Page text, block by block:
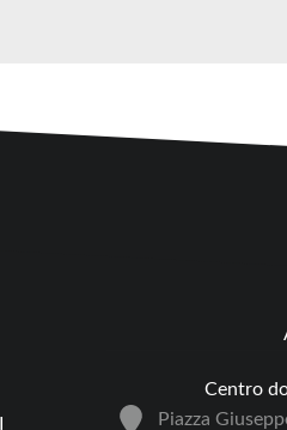
Centro
Piazza